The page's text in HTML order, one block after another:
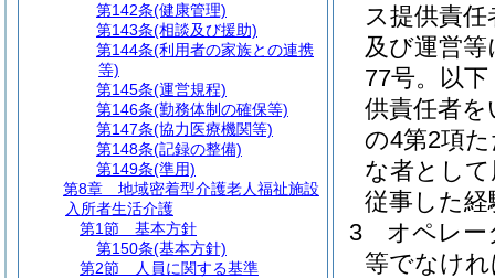
ス提供責任
及び運営
77号。以
供責任者
の4第2項
な者とし
従事した
3
オペレー
等でなけ
第142条(健康管理)
第143条(相談及び援助)
第144条(利用者の家族との連携
等)
第145条(運営規程)
第146条(勤務体制の確保等)
第147条(協力医療機関等)
第148条(記録の整備)
第149条(準用)
第8章
地域密着型介護老人福祉施設
入所者生活介護
第1節
基本方針
第150条(基本方針)
第2節
人員に関する基準